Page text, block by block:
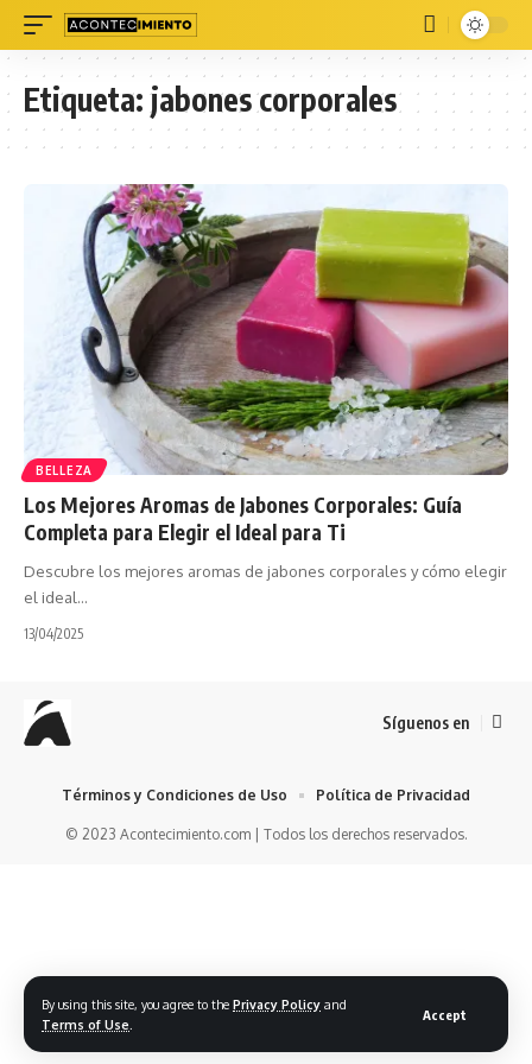
By using this site, you agree to the Privacy Policy and
Terms of Use
Accept
Etiqueta:jabones corporales
BELLEZA
Los Mejores Aromas de Jabones Corporales: Guía
Completa para Elegir el Ideal para Ti
Descubre los mejores aromas de jabones corporales y cómo elegir
el ideal…
13/04/2025
Síguenos en
© 2023 Acontecimiento.com | Todos los derechos reservados.
Términos y Condiciones de Uso Política de Privacidad